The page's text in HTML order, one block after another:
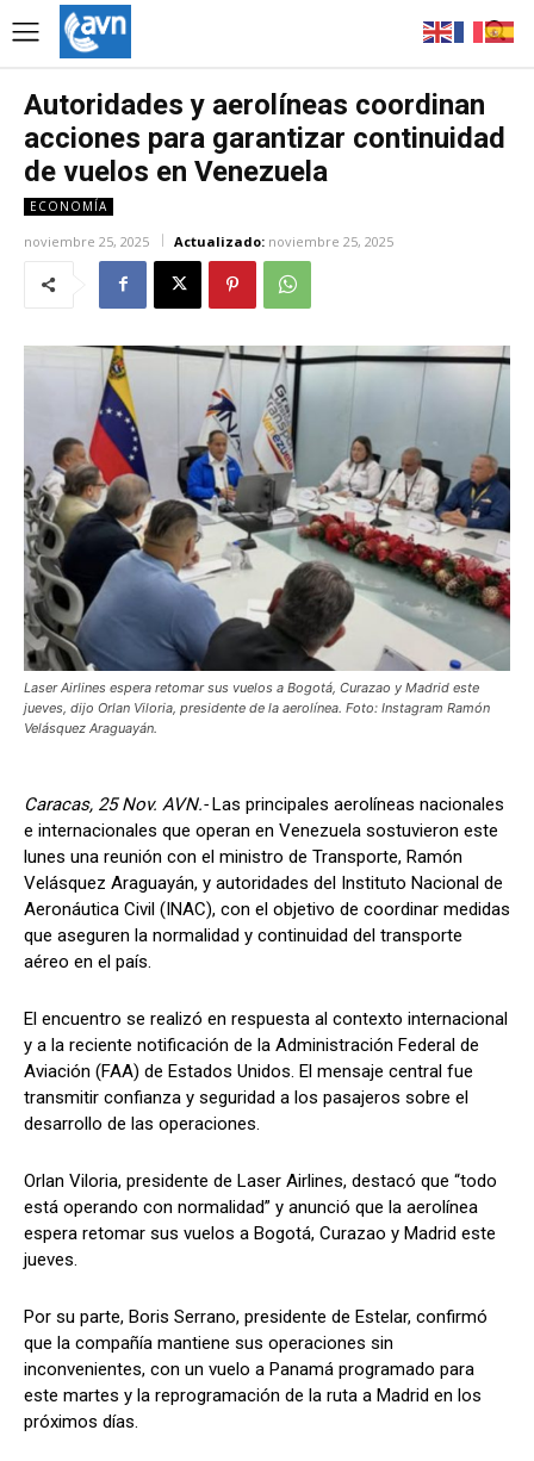
Autoridades y aerolíneas coordinan
acciones para garantizar continuidad
de vuelos en Venezuela
ECONOMÍA
noviembre 25, 2025 Actualizado: noviembre 25, 2025
Laser Airlines espera retomar sus vuelos a Bogotá, Curazao y Madrid este
jueves, dijo Orlan Viloria, presidente de la aerolínea. Foto: Instagram Ramón
Velásquez Araguayán.
Caracas, 25 Nov. AVN.-Las principales aerolíneas nacionales
e internacionales que operan en Venezuela sostuvieron este
lunes una reunión con el ministro de Transporte, Ramón
Velásquez Araguayán, y autoridades del Instituto Nacional de
Aeronáutica Civil (INAC), con el objetivo de coordinar medidas
que aseguren la normalidad y continuidad del transporte
aéreo en el país.
El encuentro se realizó en respuesta al contexto internacional
y a la reciente notificación de la Administración Federal de
Aviación (FAA) de Estados Unidos. El mensaje central fue
transmitir confianza y seguridad a los pasajeros sobre el
desarrollo de las operaciones.
Orlan Viloria, presidente de Laser Airlines, destacó que “todo
está operando con normalidad” y anunció que la aerolínea
espera retomar sus vuelos a Bogotá, Curazao y Madrid este
jueves.
Por su parte, Boris Serrano, presidente de Estelar, confirmó
que la compañía mantiene sus operaciones sin
inconvenientes, con un vuelo a Panamá programado para
este martes y la reprogramación de la ruta a Madrid en los
próximos días.